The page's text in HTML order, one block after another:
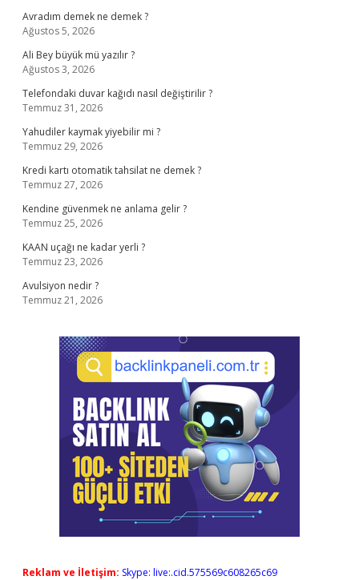
Avradım demek ne demek ?
Ağustos 5, 2026
Ali Bey büyük mü yazılır ?
Ağustos 3, 2026
Telefondaki duvar kağıdı nasıl değiştirilir ?
Temmuz 31, 2026
Yahudiler kaymak yiyebilir mi ?
Temmuz 29, 2026
Kredi kartı otomatik tahsilat ne demek ?
Temmuz 27, 2026
Kendine güvenmek ne anlama gelir ?
Temmuz 25, 2026
KAAN uçağı ne kadar yerli ?
Temmuz 23, 2026
Avulsiyon nedir ?
Temmuz 21, 2026
Reklam ve İletişim: Skype: live:.cid.575569c608265c69